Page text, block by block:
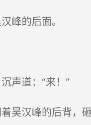
峰的后面。
声道：“来！”
吴汉峰的后背，砸